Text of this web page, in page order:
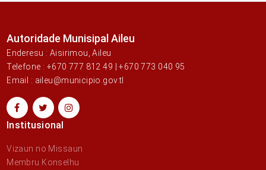
Autoridade Munisipal Aileu
Enderesu : Aisirimou, Aileu
Telefone : +670 777 812 49 | +670 773 040 95
Email : aileu@municipio.gov.tl
Institusional
Vizaun no Missaun
Membru Konselhu